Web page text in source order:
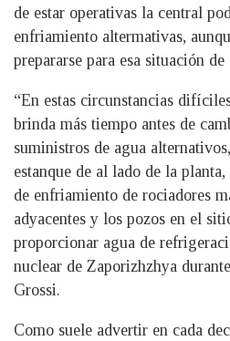
de estar operativas la central
enfriamiento altermativas,
prepararse para esa situación de
“En estas circunstancias
brinda más tiempo antes de
suministros de agua
estanque de al lado de la
de enfriamiento de rociadores
adyacentes y los pozos en el
proporcionar agua de
nuclear de Zaporizhzhya
Grossi.
Como suele advertir en cada